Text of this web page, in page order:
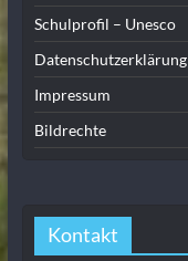
Schulprofil – Unesco
Datenschutzerklärung
Impressum
Bildrechte
Kontakt